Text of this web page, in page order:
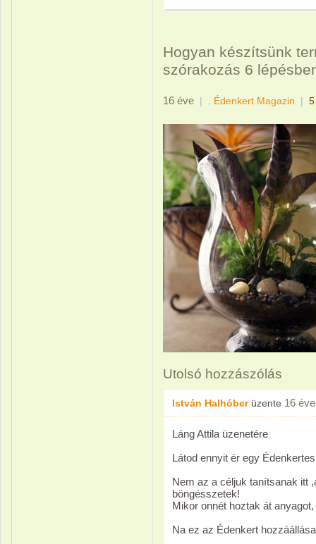
Hogyan készítsünk
szórakozás 6
16 éve | . Édenkert Magazin |
Utolsó hozzászólás
István Halhóberüzente 16 éve
Láng Attila üzenetére
Látod ennyit ér egy
Nem az a céljuk tanítsanak itt
böngésszetek!
Mikor onnét hoztak át
Na ez az Édenkert